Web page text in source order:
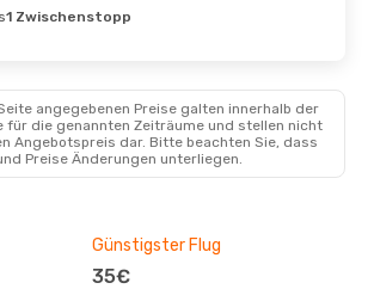
1 Zwischenstopp
angegebenen Preise galten innerhalb der
für die genannten Zeiträume und stellen nicht
Angebotspreis dar. Bitte beachten Sie, dass
Preise Änderungen unterliegen.
Günstigster Flug
35€